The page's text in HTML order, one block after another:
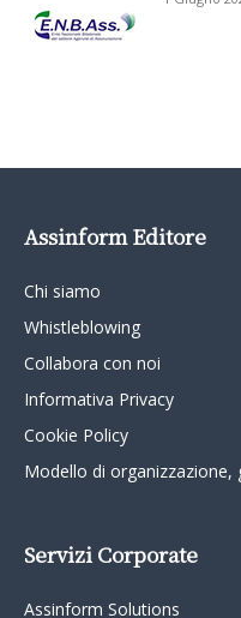
Assinform Editore
Chi siamo
Whistleblowing
Collabora con noi
Informativa Privacy
Cookie Policy
Modello di
Servizi Corporate
Assinform Solutions